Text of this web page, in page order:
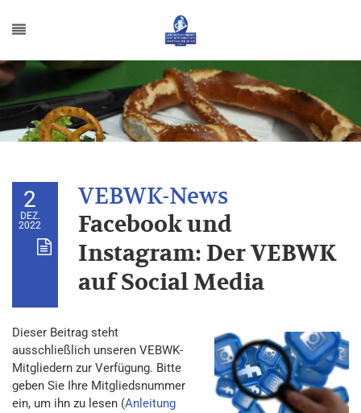
2
DEZ.
2022
Facebook und
Instagram: Der VEBWK
auf Social Media
Dieser Beitrag steht
ausschließlich unseren VEBWK-
Mitgliedern zur Verfügung. Bitte
geben Sie Ihre Mitgliedsnummer
ein, um ihn zu lesen (Anleitung